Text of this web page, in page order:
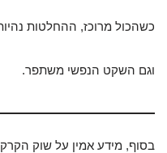
כשהכול מרוכז, ההחלטות
וגם השקט הנפשי משתפר.
בסוף, מידע אמין על שוק